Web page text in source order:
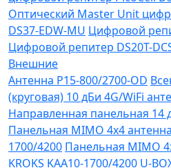
Оптический Master Unit
DS37-EDW-MU Цифровой
Цифровой репитер DS20T-
Внешние
Антенна P15-800/2700-OD
(круговая) 10 дБи 4G/WiFi
Направленная панельная 14
Панельная MIMO 4x4
1700/4200 Панельная MIMO
KROKS KAA10-1700/4200 U-